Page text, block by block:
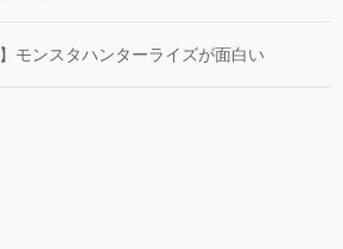
モンスタハンターライズが面白い